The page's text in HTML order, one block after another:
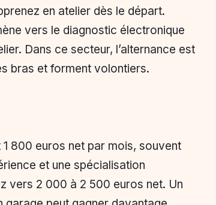
en atelier dès le départ.
vers le diagnostic électronique
Dans ce secteur, l’alternance est
bras et forment volontiers.
800 euros net par mois, souvent
et une spécialisation
vers 2 000 à 2 500 euros net. Un